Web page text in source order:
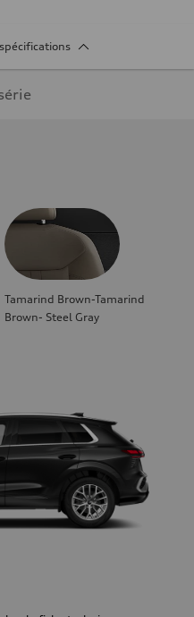
Tamarind Brown-Tamarind
Brown- Steel Gray